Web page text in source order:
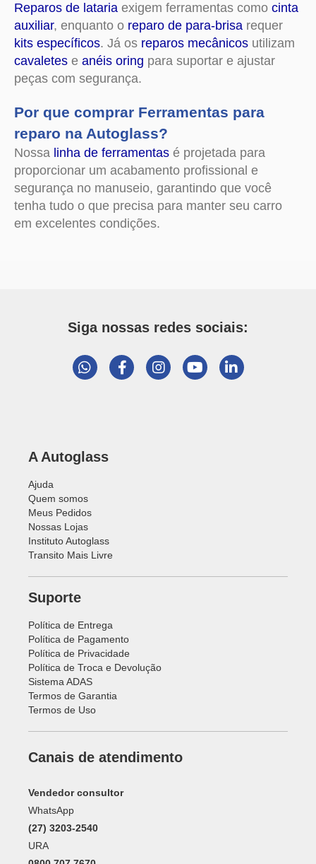
Reparos de lataria exigem ferramentas como cinta
auxiliar, enquanto o reparo de para-brisa requer
kits específicos. Já os reparos mecânicos utilizam
cavaletes e anéis oring para suportar e ajustar
peças com segurança.
Por que comprar Ferramentas para
reparo na Autoglass?
Nossa linha de ferramentas é projetada para
proporcionar um acabamento profissional e
segurança no manuseio, garantindo que você
tenha tudo o que precisa para manter seu carro
em excelentes condições.
Siga nossas redes sociais:
A Autoglass
Ajuda
Quem somos
Meus Pedidos
Nossas Lojas
Instituto Autoglass
Transito Mais Livre
Suporte
Política de Entrega
Política de Pagamento
Política de Privacidade
Política de Troca e Devolução
Sistema ADAS
Termos de Garantia
Termos de Uso
Canais de atendimento
Vendedor consultor
WhatsApp
(27) 3203-2540
URA